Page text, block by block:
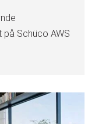
Schüco AWS